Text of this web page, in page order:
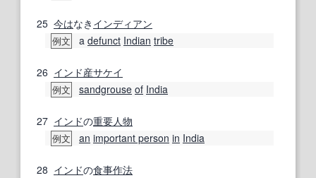
25 今はなき インディアン
例文 a defunct Indian tribe
26 インド産サケイ
例文 sandgrouse of India
27 インドの重要人物
例文 an important person in India
28 インドの食事作法